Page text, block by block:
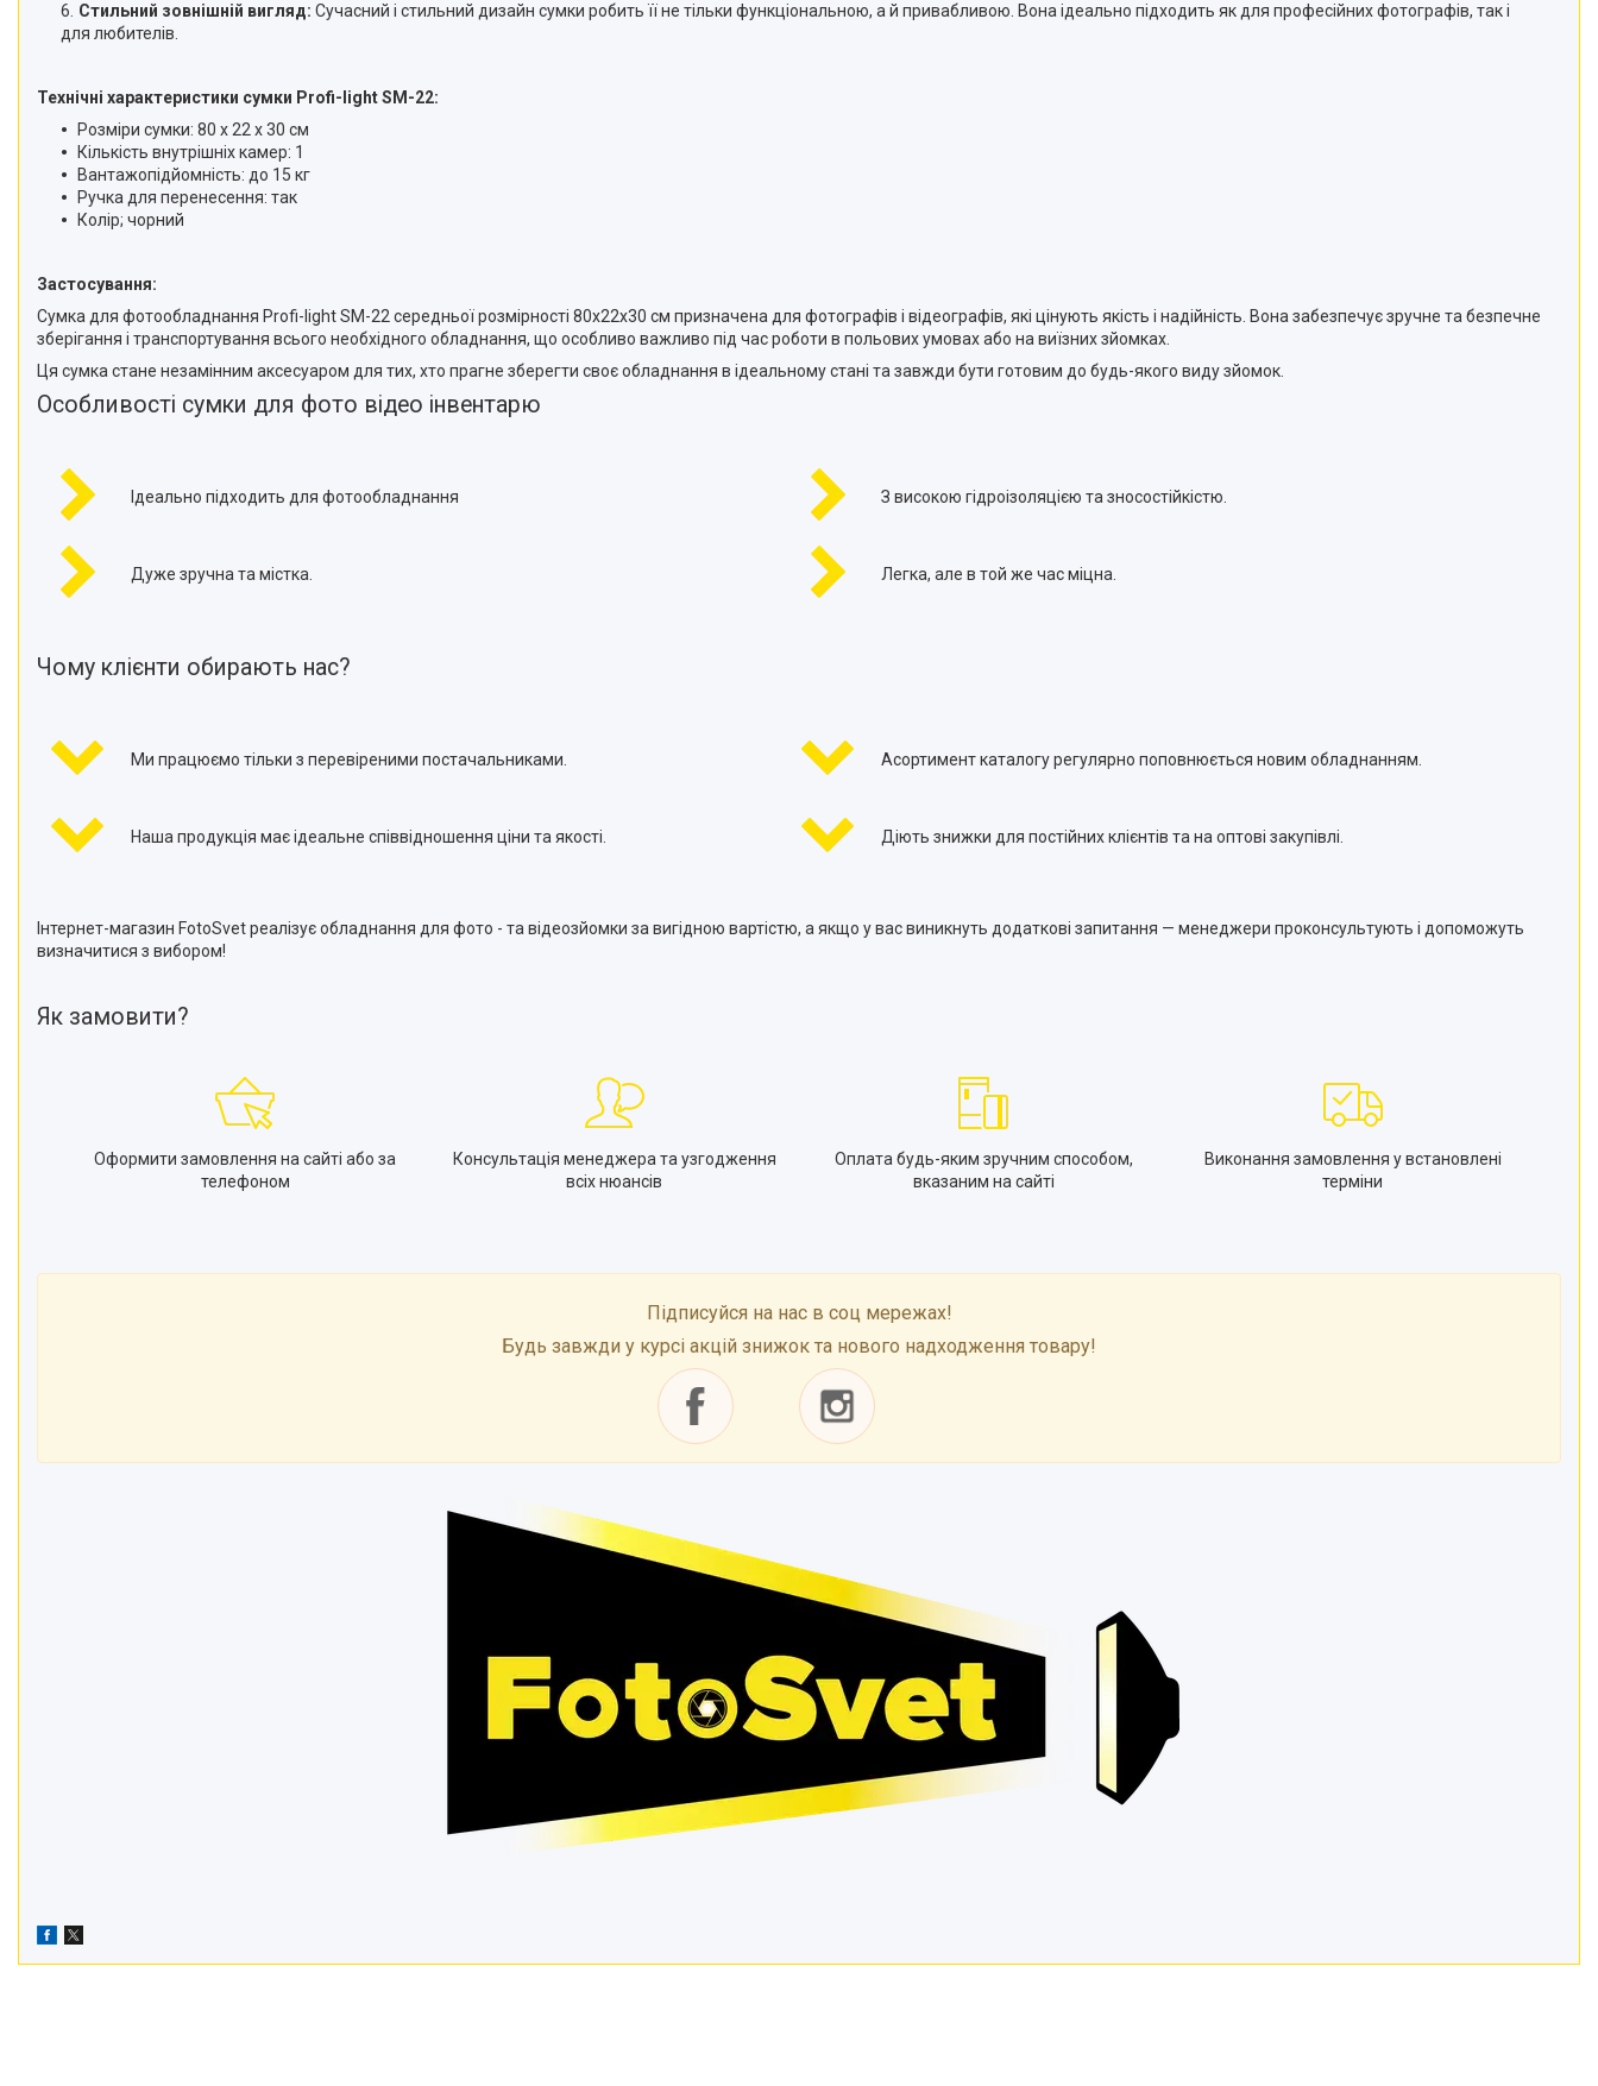
Відеоогляди наших клієнтів
Сертифікати
Стильний зовнішній вигляд: Сучасний і стильний дизайн сумки робить її не тільки функціональною, а й привабливою. Вона ідеально підходить як для професійних фотографів, так і
для любителів.
Технічні характеристики сумки Profi-light SM-22:
Розміри сумки: 80 x 22 x 30 см
Кількість внутрішніх камер: 1
Вантажопідйомність: до 15 кг
Ручка для перенесення: так
Колір; чорний
Застосування:
Сумка для фотообладнання Profi-light SM-22 середньої розмірності 80х22х30 см призначена для фотографів і відеографів, які цінують якість і надійність. Вона забезпечує зручне та безпечне
зберігання і транспортування всього необхідного обладнання, що особливо важливо під час роботи в польових умовах або на виїзних зйомках.
Ця сумка стане незамінним аксесуаром для тих, хто прагне зберегти своє обладнання в ідеальному стані та завжди бути готовим до будь-якого виду зйомок.
Особливості сумки для фото відео інвентарю
Ідеально підходить для фотообладнання
Дуже зручна та містка.
З високою гідроізоляцією та зносостійкістю.
Легка, але в той же час міцна.
Чому клієнти обирають нас?
Ми працюємо тільки з перевіреними постачальниками.
Наша продукція має ідеальне співвідношення ціни та якості.
Асортимент каталогу регулярно поповнюється новим обладнанням.
Діють знижки для постійних клієнтів та на оптові закупівлі.
Інтернет-магазин FotoSvet реалізує обладнання для фото - та відеозйомки за вигідною вартістю, а якщо у вас виникнуть додаткові запитання — менеджери проконсультують і допоможуть
визначитися з вибором!
Як замовити?
Оформити замовлення на сайті або за
телефоном
Консультація менеджера та узгодження
всіх нюансів
Оплата будь-яким зручним способом,
вказаним на сайті
Виконання замовлення у встановлені
терміни
Підписуйся на нас в соц мережах!
Будь завжди у курсі акцій знижок та нового надходження товару!